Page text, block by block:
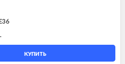
КУПИТЬ